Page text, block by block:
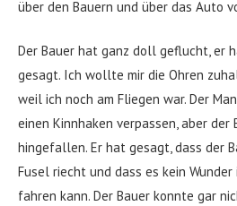
über den Bauern und über das Auto
Der Bauer hat ganz doll geflucht, er
gesagt. Ich wollte mir die Ohren
weil ich noch am Fliegen war. Der
einen Kinnhaken verpassen, aber der
hingefallen. Er hat gesagt, dass der
Fusel riecht und dass es kein
fahren kann. Der Bauer konnte gar